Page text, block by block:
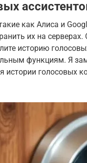
как Алиса и
их на
историю
функциям. Я
истории голосовых